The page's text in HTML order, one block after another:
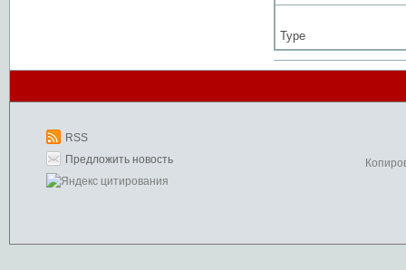
Type
RSS
Предложить новость